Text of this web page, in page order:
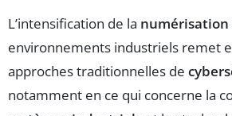
L’intensification de la numérisation
environnements industriels remet
approches traditionnelles de
notamment en ce qui concerne la